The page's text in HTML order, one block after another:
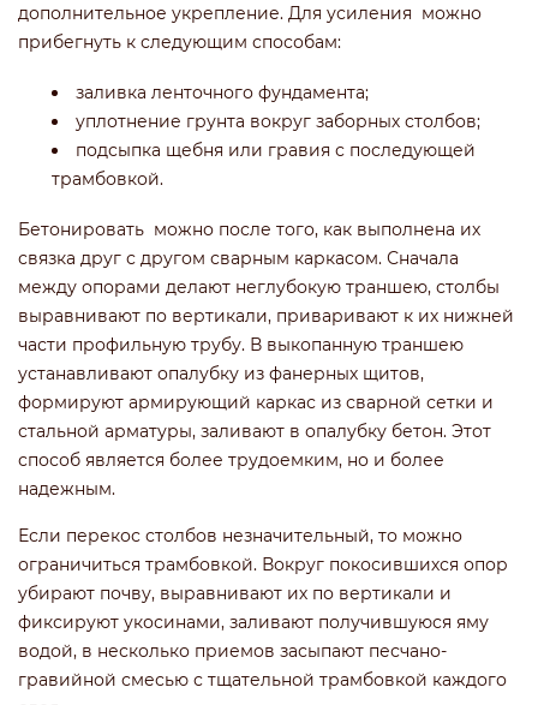
дополнительное укрепление. Для усиления можно
прибегнуть к следующим способам:
заливка ленточного фундамента;
уплотнение грунта вокруг заборных столбов;
подсыпка щебня или гравия с последующей
трамбовкой.
Бетонировать можно после того, как выполнена их
связка друг с другом сварным каркасом. Сначала
между опорами делают неглубокую траншею, столбы
выравнивают по вертикали, приваривают к их нижней
части профильную трубу. В выкопанную траншею
устанавливают опалубку из фанерных щитов,
формируют армирующий каркас из сварной сетки и
стальной арматуры, заливают в опалубку бетон. Этот
способ является более трудоемким, но и более
надежным.
Если перекос столбов незначительный, то можно
ограничиться трамбовкой. Вокруг покосившихся опор
убирают почву, выравнивают их по вертикали и
фиксируют укосинами, заливают получившуюся яму
водой, в несколько приемов засыпают песчано-
гравийной смесью с тщательной трамбовкой каждого